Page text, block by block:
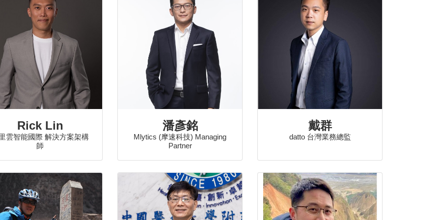
Rick Lin
雲智能國際 解決方案架構
師
潘彥銘
Mlytics (摩速科技) Managing
Partner
戴群
datto 台灣業務總監